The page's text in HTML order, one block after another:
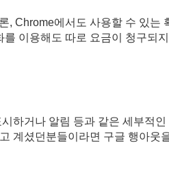
, Chrome에서도 사용할 수 있는
이용해도 따로 요금이 청구되
하거나 알림 등과 같은 세부적
계셨던분들이라면 구글 행아웃